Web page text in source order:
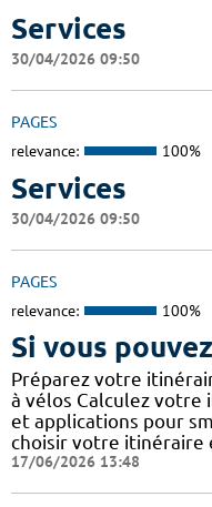
Services
30/04/2026 09:50
PAGES
relevance: 100%
Services
30/04/2026 09:50
PAGES
relevance: 100%
Si vous
Préparez votre
à vélos Calculez
et applications pour
choisir votre itinéraire
17/06/2026 13:48